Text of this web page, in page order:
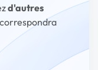
d'autres